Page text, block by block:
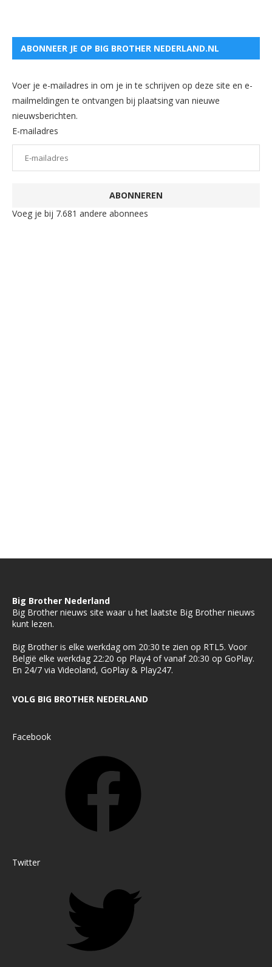
ABONNEER JE OP BIG BROTHER NEDERLAND.NL
Voer je e-mailadres in om je in te schrijven op deze site en e-
mailmeldingen te ontvangen bij plaatsing van nieuwe
nieuwsberichten.
E-mailadres
ABONNEREN
Voeg je bij 7.681 andere abonnees
Big Brother Nederland
Big Brother nieuws site waar u het laatste Big Brother nieuws
kunt lezen.
Big Brother is elke werkdag om 20:30 te zien op RTL5. Voor
België elke werkdag 22:20 op Play4 of vanaf 20:30 op GoPlay.
En 24/7 via Videoland, GoPlay & Play247.
VOLG BIG BROTHER NEDERLAND
Facebook
Twitter